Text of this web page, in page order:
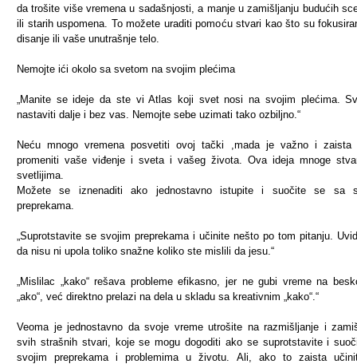
da trošite više vremena u sadašnjosti, a manje u zamišljanju budućih
ili starih uspomena. To možete uraditi pomoću stvari kao što su
disanje ili vaše unutrašnje telo.
Nemojte ići okolo sa svetom na svojim plećima
„Manite se ideje da ste vi Atlas koji svet nosi na svojim plećima.
nastaviti dalje i bez vas. Nemojte sebe uzimati tako ozbiljno.“
Neću mnogo vremena posvetiti ovoj tački ,mada je važno i zaista
promeniti vaše viđenje i sveta i vašeg života. Ova ideja mnoge
svetlijima.
Možete se iznenaditi ako jednostavno istupite i suočite se sa
preprekama.
„Suprotstavite se svojim preprekama i učinite nešto po tom pitanju.
da nisu ni upola toliko snažne koliko ste mislili da jesu.“
„Mislilac „kako“ rešava probleme efikasno, jer ne gubi vreme na
„ako“, već direktno prelazi na dela u skladu sa kreativnim „kako“.“
Veoma je jednostavno da svoje vreme utrošite na razmišljanje i
svih strašnih stvari, koje se mogu dogoditi ako se suprotstavite i
svojim preprekama i problemima u životu. Ali, ako to zaista